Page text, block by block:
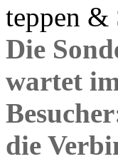
teppen &
Die
wartet
die